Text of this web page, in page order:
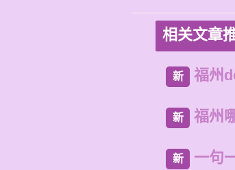
相关文章
新 福州
新 福州
新 一句